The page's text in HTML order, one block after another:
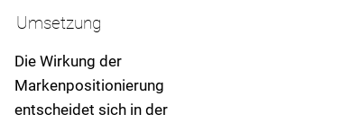
Umsetzung
Die Wirkung der
Markenpositionierung
entscheidet sich in der